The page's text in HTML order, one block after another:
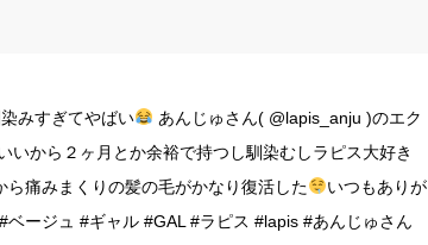
染みすぎてやばい
﻿ あんじゅさん( @lapis_anju )のエク
いから２ヶ月とか余裕で持つし馴染むしラピス大好き
ら痛みまくりの髪の毛がかなり復活した
いつもありが
ベージュ #ギャル #GAL #ラピス #lapis #あんじゅさん